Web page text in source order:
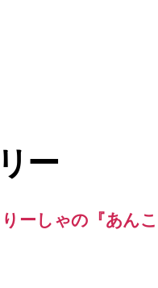
ー
りーしゃの『あん